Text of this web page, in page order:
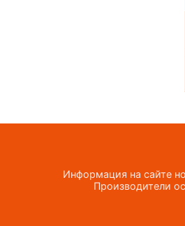
Информация на сайте
Производители